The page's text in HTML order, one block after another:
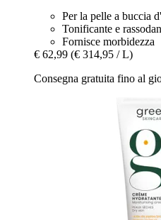
Per la pelle a buccia
Tonificante e
Fornisce morbidezza
€ 62,99 (€ 314,95 / L)
Consegna gratuita fino al